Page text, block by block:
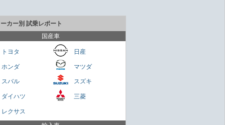
カー別 試乗レポート
国産車
トヨタ 日産
ホンダ マツダ
スバル スズキ
ダイハツ 三菱
レクサス
重なセダンだが800万円は高いかも
さくらもち
を乗せられる男のロマン